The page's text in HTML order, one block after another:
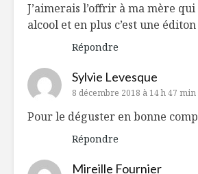
J’aimerais l’offrir à ma mère
alcool et en plus c’est une
Répondre
Sylvie Levesque
8 décembre 2018 à 14 h 47 min
Pour le déguster en bonne
Répondre
Mireille Fournier